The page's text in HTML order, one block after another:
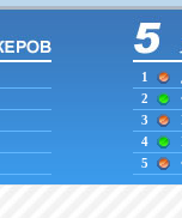
1
2
3
4
5